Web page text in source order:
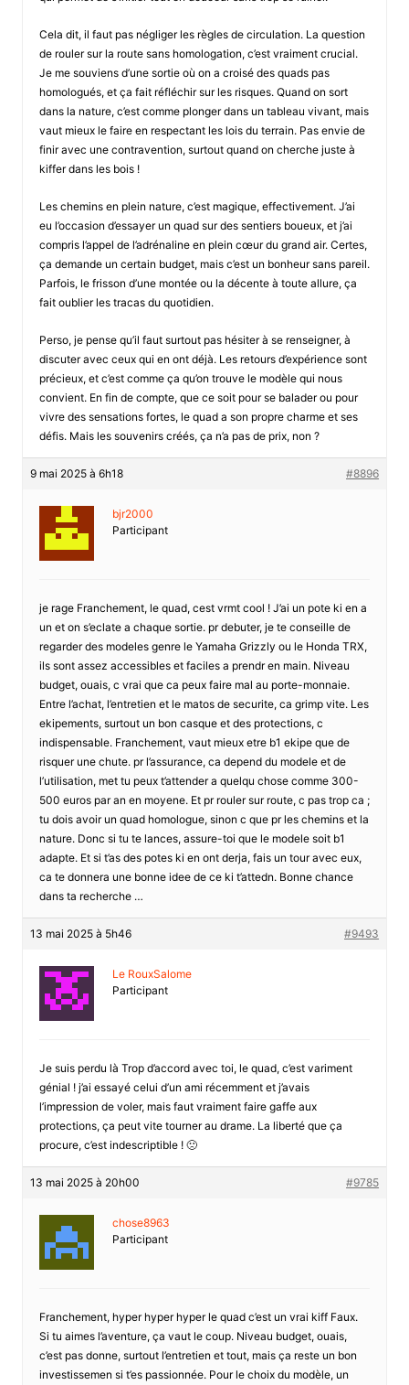
Cela dit, il faut pas négliger les règles de circulation. La question
de rouler sur la route sans homologation, c’est vraiment crucial.
Je me souviens d’une sortie où on a croisé des quads pas
homologués, et ça fait réfléchir sur les risques. Quand on sort
dans la nature, c’est comme plonger dans un tableau vivant, mais
vaut mieux le faire en respectant les lois du terrain. Pas envie de
finir avec une contravention, surtout quand on cherche juste à
kiffer dans les bois !
Les chemins en plein nature, c’est magique, effectivement. J’ai
eu l’occasion d’essayer un quad sur des sentiers boueux, et j’ai
compris l’appel de l’adrénaline en plein cœur du grand air. Certes,
ça demande un certain budget, mais c’est un bonheur sans pareil.
Parfois, le frisson d’une montée ou la décente à toute allure, ça
fait oublier les tracas du quotidien.
Perso, je pense qu’il faut surtout pas hésiter à se renseigner, à
discuter avec ceux qui en ont déjà. Les retours d’expérience sont
précieux, et c’est comme ça qu’on trouve le modèle qui nous
convient. En fin de compte, que ce soit pour se balader ou pour
vivre des sensations fortes, le quad a son propre charme et ses
défis. Mais les souvenirs créés, ça n’a pas de prix, non ?
9 mai 2025 à 6h18 #8896
bjr2000
Participant
je rage Franchement, le quad, cest vrmt cool ! J’ai un pote ki en a
un et on s’eclate a chaque sortie. pr debuter, je te conseille de
regarder des modeles genre le Yamaha Grizzly ou le Honda TRX,
ils sont assez accessibles et faciles a prendr en main. Niveau
budget, ouais, c vrai que ca peux faire mal au porte-monnaie.
Entre l’achat, l’entretien et le matos de securite, ca grimp vite. Les
ekipements, surtout un bon casque et des protections, c
indispensable. Franchement, vaut mieux etre b1 ekipe que de
risquer une chute. pr l’assurance, ca depend du modele et de
l’utilisation, met tu peux t’attender a quelqu chose comme 300-
500 euros par an en moyene. Et pr rouler sur route, c pas trop ca ;
tu dois avoir un quad homologue, sinon c que pr les chemins et la
nature. Donc si tu te lances, assure-toi que le modele soit b1
adapte. Et si t’as des potes ki en ont derja, fais un tour avec eux,
ca te donnera une bonne idee de ce ki t’attedn. Bonne chance
dans ta recherche …
13 mai 2025 à 5h46 #9493
Le RouxSalome
Participant
Je suis perdu là Trop d’accord avec toi, le quad, c’est variment
génial ! j’ai essayé celui d’un ami récemment et j’avais
l’impression de voler, mais faut vraiment faire gaffe aux
protections, ça peut vite tourner au drame. La liberté que ça
procure, c’est indescriptible ! 🙁
13 mai 2025 à 20h00 #9785
chose8963
Participant
Franchement, hyper hyper hyper le quad c’est un vrai kiff Faux.
Si tu aimes l’aventure, ça vaut le coup. Niveau budget, ouais,
c’est pas donne, surtout l’entretien et tout, mais ça reste un bon
investissemen si t’es passionnée. Pour le choix du modèle, un